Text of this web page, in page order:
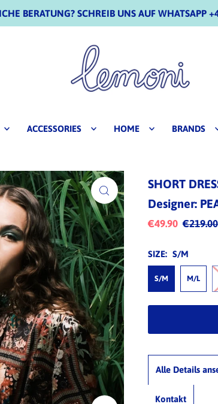
BERATUNG? SCHREIB UNS AUF WHATSAPP
ACCESSORIES HOME BRANDS
SHORT
Designer:
€49.90 €219.00
SIZE: S/M
S/M M/L
Alle Details
Kontakt